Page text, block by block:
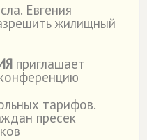
Евгения
жилищный
приглашает
тарифов.
пресек